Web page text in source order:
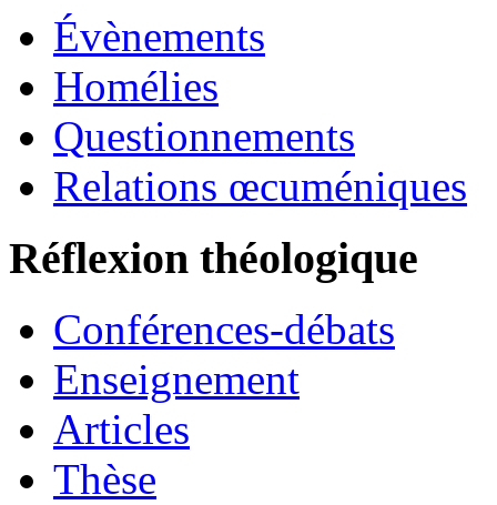
Évènements
Homélies
Questionnements
Relations œcuméniques
Réflexion théologique
Conférences-débats
Enseignement
Articles
Thèse